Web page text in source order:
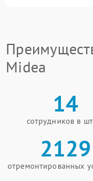
Midea
14
сотрудников в
2129
отремонтированных